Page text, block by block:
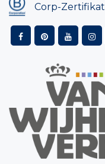
Corp-Zertifikat